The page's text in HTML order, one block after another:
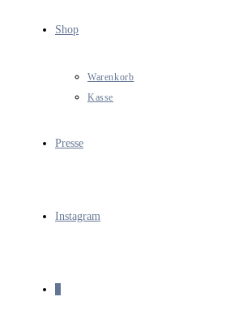
Shop
Warenkorb
Kasse
Presse
Instagram